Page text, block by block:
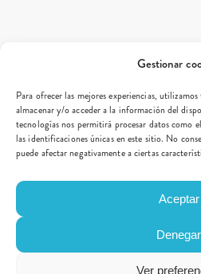
Gestionar
Para ofrecer las mejores experiencias,
almacenar y/o acceder a la información del
tecnologías nos permitirá procesar datos como
las identificaciones únicas en este sitio. No
puede afectar negativamente a ciertas
Aceptar
Denegar
Ver